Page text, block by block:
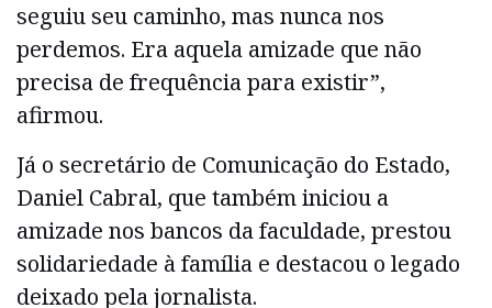
seguiu seu caminho, mas nunca nos
perdemos. Era aquela amizade que não
precisa de frequência para existir”,
afirmou.
Já o secretário de Comunicação do Estado,
Daniel Cabral, que também iniciou a
amizade nos bancos da faculdade, prestou
solidariedade à família e destacou o legado
deixado pela jornalista.